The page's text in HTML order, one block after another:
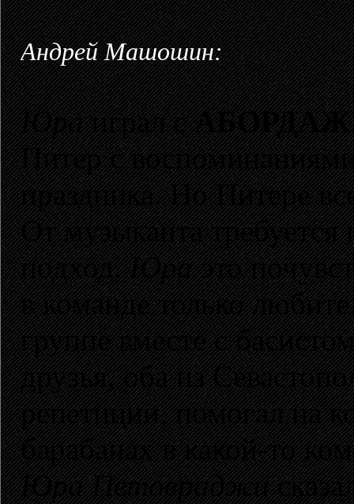
Андрей Машошин:
Юраиграл с
Питер с
праздника. Но Питере
От музыканта
подход.Юраэто
в команде только
группе вместе с
друзья, оба из
репетиции, помогал на
барабанах в какой-то
Юра Петовраджи